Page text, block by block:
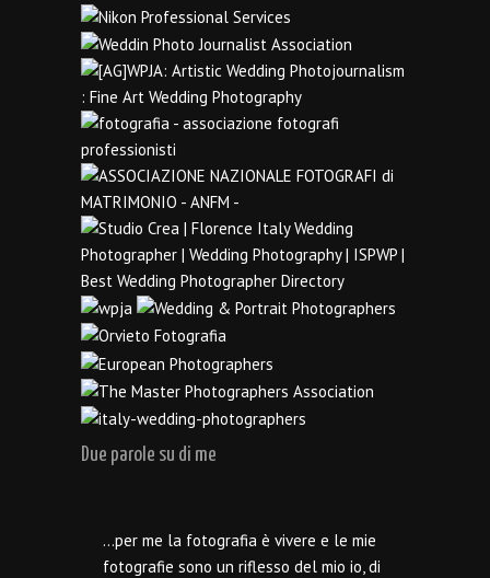
Due parole su di me
…per me la fotografia è vivere e le mie
fotografie sono un riflesso del mio io, di